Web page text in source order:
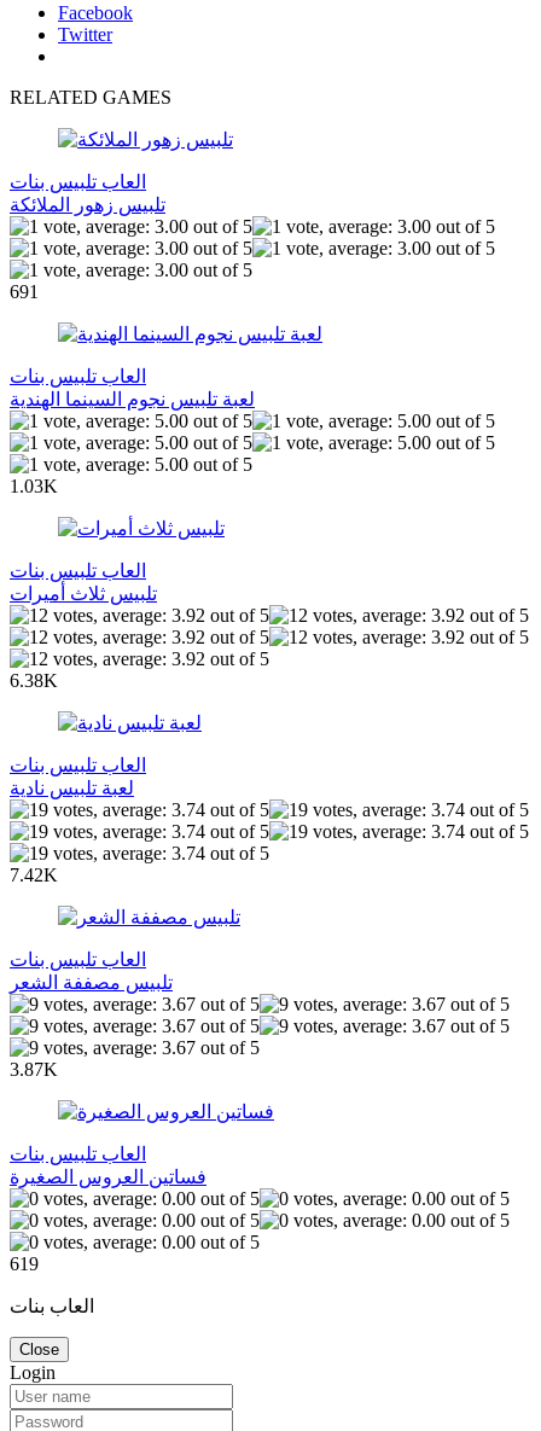
Facebook
Twitter
RELATED GAMES
العاب تلبيس بنات
تلبيس زهور الملائكة
691
العاب تلبيس بنات
لعبة تلبيس نجوم السينما الهندية
1.03K
العاب تلبيس بنات
تلبيس ثلاث أميرات
6.38K
العاب تلبيس بنات
لعبة تلبيس نادية
7.42K
العاب تلبيس بنات
تلبيس مصففة الشعر
3.87K
العاب تلبيس بنات
فساتين العروس الصغيرة
619
العاب بنات
Close
Login